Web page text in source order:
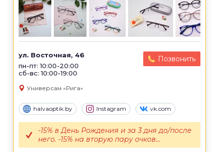
ул. Восточная, 46
пн-пт: 10:00-20:00
сб-вс: 10:00-19:00
Позвонить
Универсам «Рига»
halvaoptik.by Instagram vk.com
-15% в День Рождения и за 3 дня до/после
него. -15% на вторую пару очков...